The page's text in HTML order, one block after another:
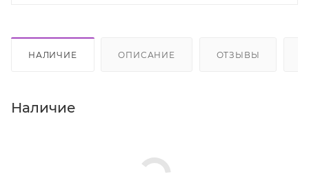
НАЛИЧИЕ ОПИСАНИЕ ОТЗЫВЫ
Наличие